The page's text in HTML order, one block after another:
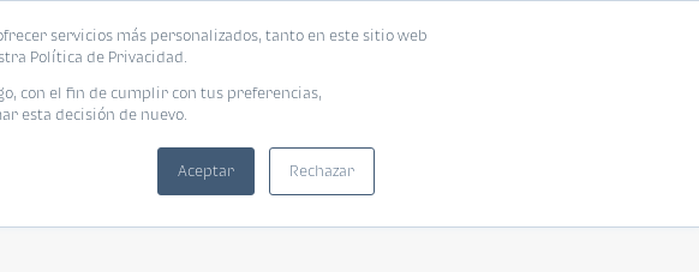
servicios más personalizados, tanto en este sitio web
Política de Privacidad.
con el fin de cumplir con tus preferencias,
esta decisión de nuevo.
Aceptar Rechazar